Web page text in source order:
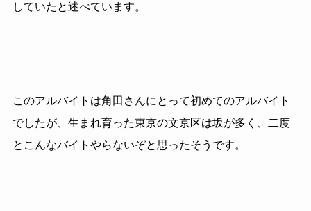
していたと述べています。
このアルバイトは角田さんにとって初めてのアルバイト
でしたが、生まれ育った東京の文京区は坂が多く、二度
とこんなバイトやらないぞと思ったそうです。